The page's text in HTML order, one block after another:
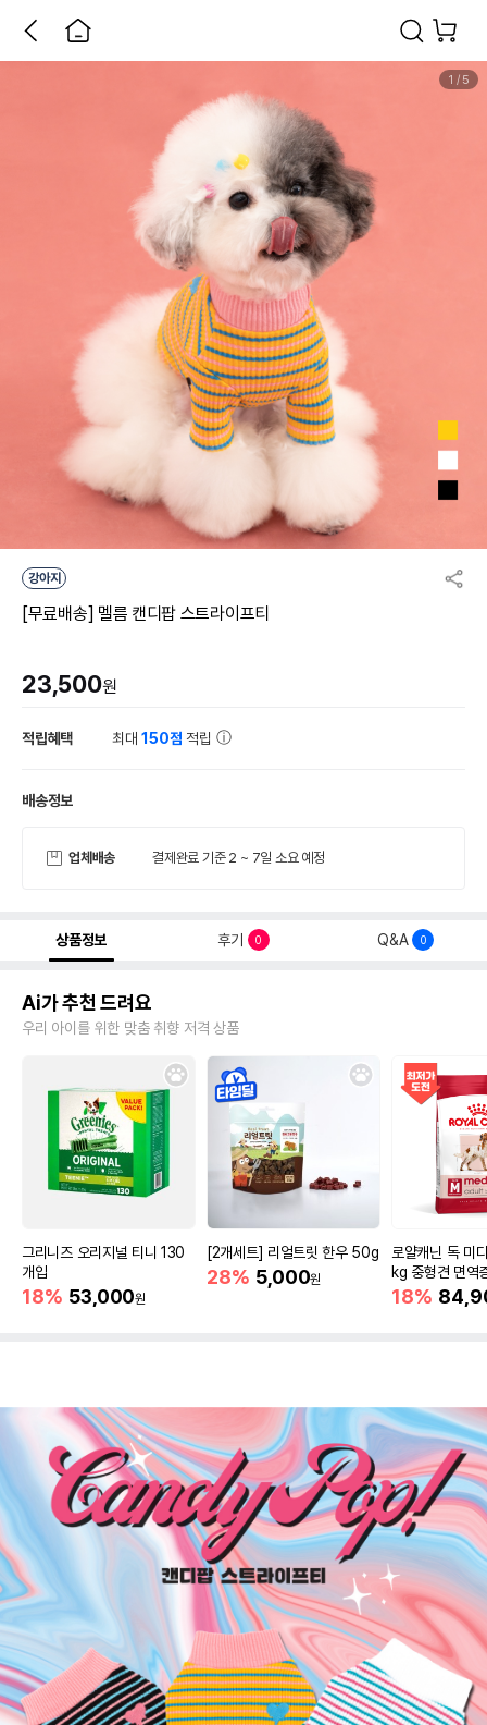
1 / 5
강아지
[무료배송] 멜름 캔디팝 스트라이프티
23,500원
적립혜택 최대150점 적립
배송정보
업체배송 결제완료 기준 2 ~ 7일 소요 예정
상품정보 후기 0 Q&A 0
Ai가 추천 드려요
우리 아이를 위한 맞춤 취향 저격 상품
그리니즈 오리지널 티니 130
개입
18% 53,000원
[2개세트] 리얼트릿 한우 50g
28% 5,000원
로얄캐닌 독 미
kg 중형견 면역
18%